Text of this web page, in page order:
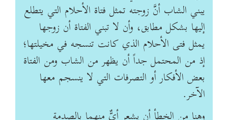
يبني الشاب أنَّ زوجته تمثل فتاة الأحلام التي يتطلع
إليها بشكل مطابق، وأن لا تبني الفتاة أن زوجها
يمثل فتى الأحلام الذي كانت تنسجه في مخيلتها؛
إذ من المحتمل جداً أن يظهر من الشاب ومن الفتاة
بعض الأفكار أو التصرفات التي لا ينسجم معها
الآخر.